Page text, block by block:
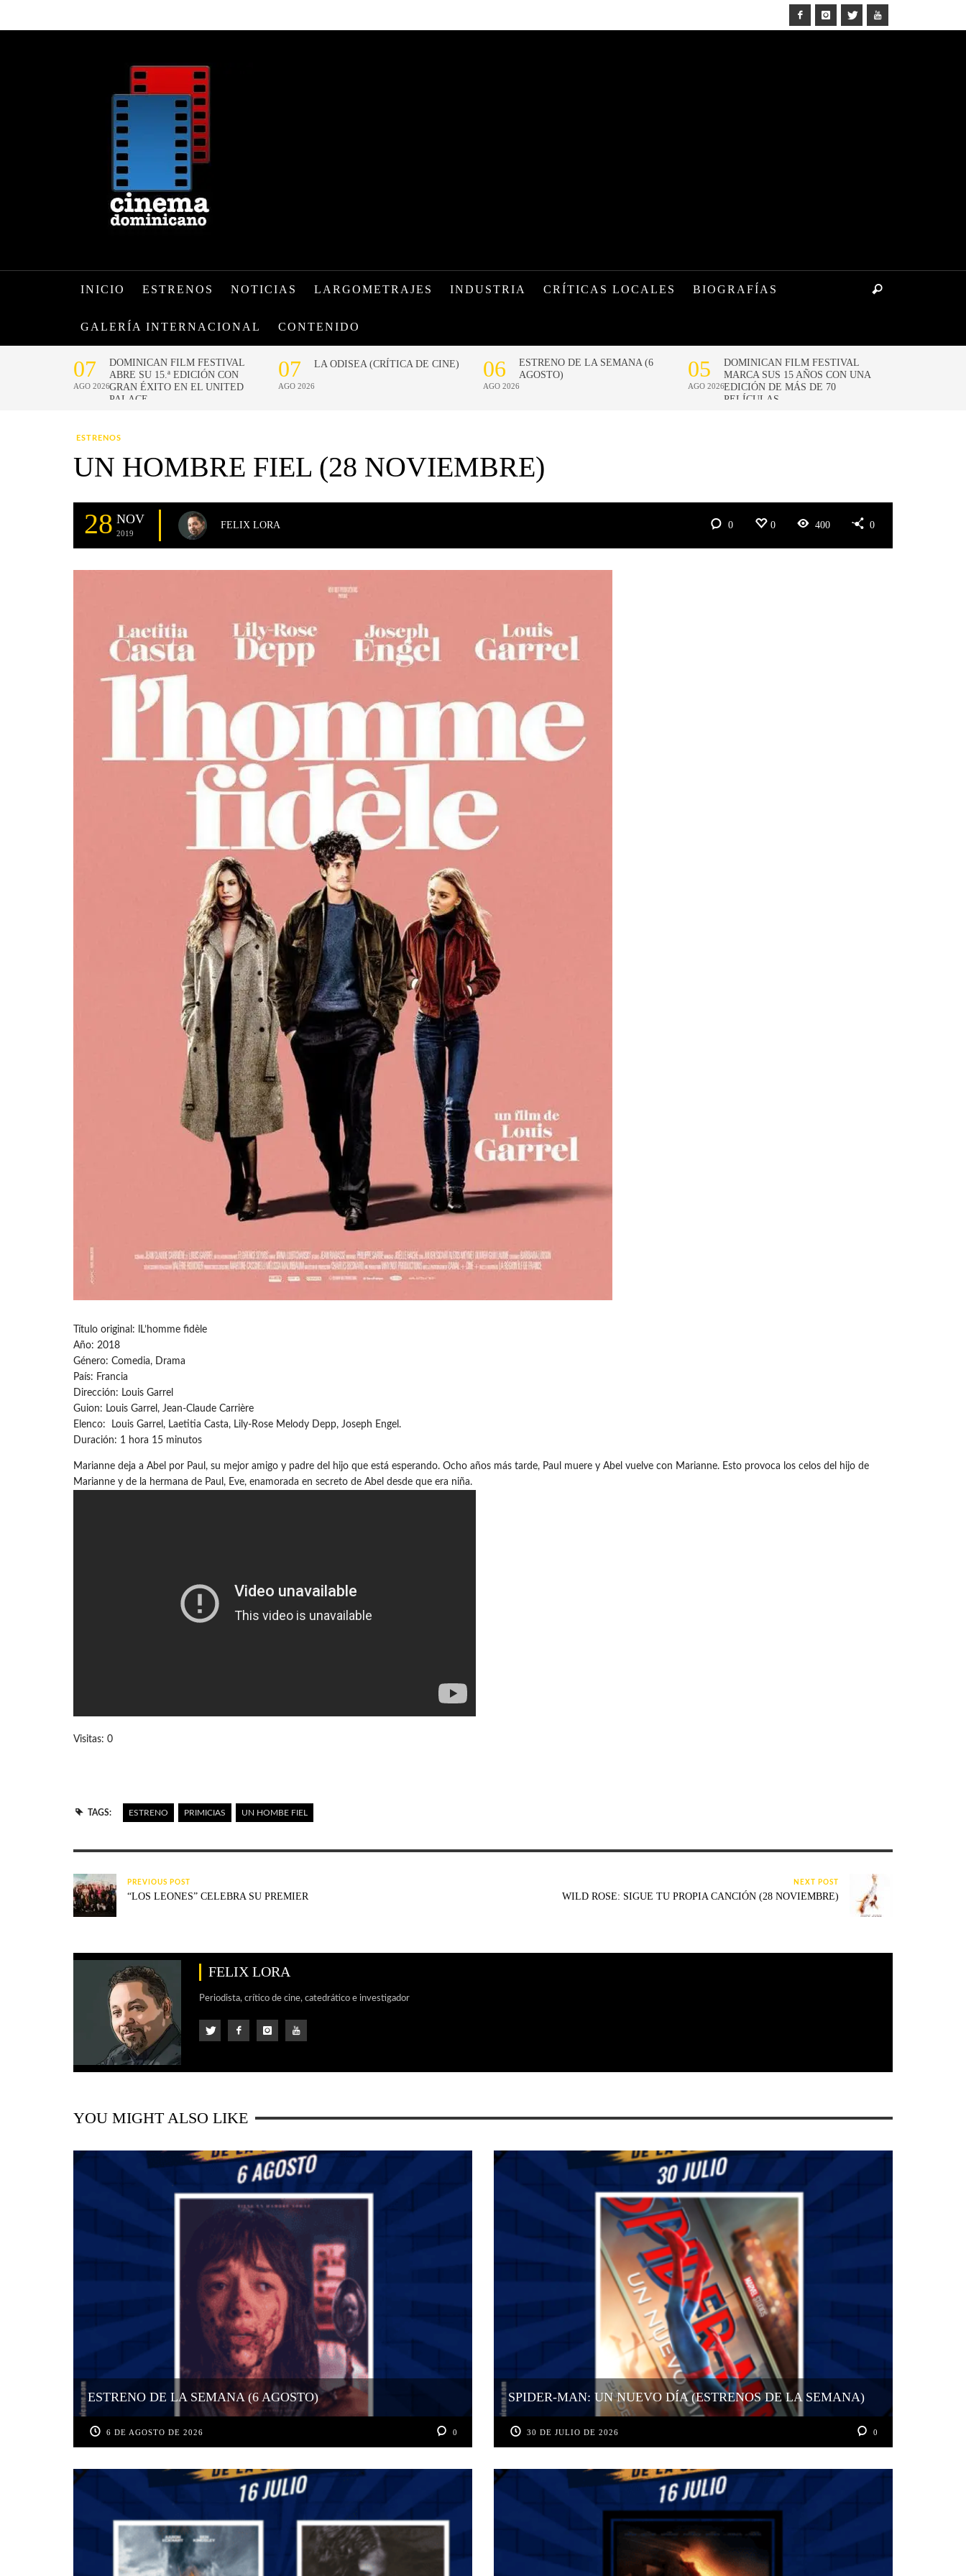
INICIO ESTRENOS NOTICIAS LARGOMETRAJES INDUSTRIA CRÍTICAS LOCALES BIOGRAFÍAS
GALERÍA INTERNACIONAL CONTENIDO
ESTRENOS
UN HOMBRE FIEL (28 NOVIEMBRE)
28 NOV
2019
FELIX LORA 0 0 400 0
Título original: lL’homme fidèle
Año: 2018
Género: Comedia, Drama
País: Francia
Dirección: Louis Garrel
Guion: Louis Garrel, Jean-Claude Carrière
Elenco: Louis Garrel, Laetitia Casta, Lily-Rose Melody Depp, Joseph Engel.
Duración: 1 hora 15 minutos
Marianne deja a Abel por Paul, su mejor amigo y padre del hijo que está esperando. Ocho años más tarde, Paul muere y Abel vuelve con Marianne. Esto provoca los celos del hijo de
Marianne y de la hermana de Paul, Eve, enamorada en secreto de Abel desde que era niña.
Visitas: 0
TAGS: ESTRENO PRIMICIAS UN HOMBE FIEL
PREVIOUS POST
“LOS LEONES” CELEBRA SU PREMIER
NEXT POST
WILD ROSE: SIGUE TU PROPIA CANCIÓN (28 NOVIEMBRE)
FELIX LORA
Periodista, crítico de cine, catedrático e investigador
YOU MIGHT ALSO LIKE
ESTRENO DE LA SEMANA (6 AGOSTO)
6 DE AGOSTO DE 2026 0
SPIDER-MAN: UN NUEVO DÍA (ESTRENOS DE LA SEMANA)
30 DE JULIO DE 2026 0